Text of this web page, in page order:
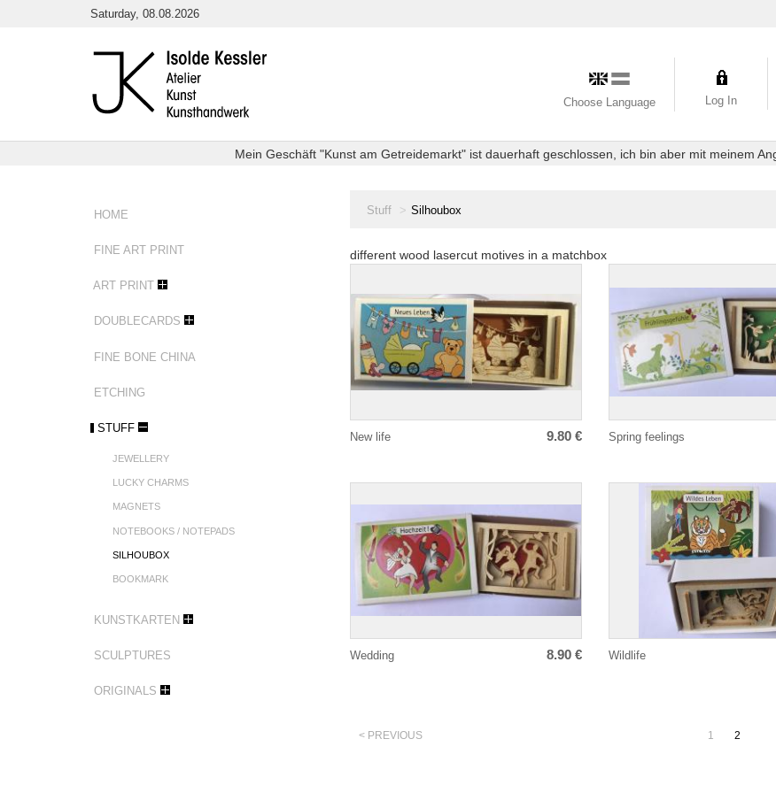
Saturday, 08.08.2026
Choose Language Log In
Mein Geschäft "Kunst am Getreidemarkt" ist dauerhaft geschlossen, ich bin aber mit meinem
HOME
FINE ART PRINT
ART PRINT
DOUBLECARDS
FINE BONE CHINA
ETCHING
STUFF
JEWELLERY
LUCKY CHARMS
MAGNETS
NOTEBOOKS / NOTEPADS
SILHOUBOX
BOOKMARK
KUNSTKARTEN
SCULPTURES
ORIGINALS
You
Stuff Silhoubox
Silhoubox
different wood lasercut motives in a matchbox
New life 9.80 € Spring feelings
Wedding 8.90 € Wildlife
< PREVIOUS 1 2